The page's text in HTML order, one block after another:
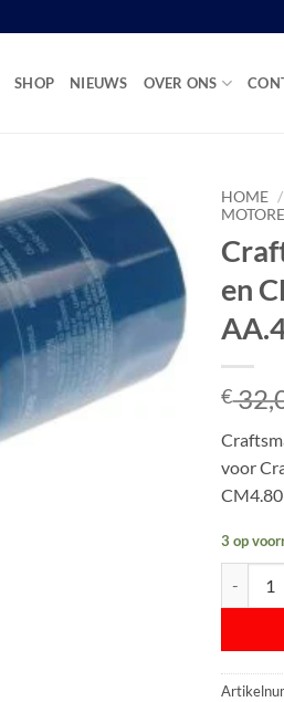
SHOP NIEUWS OVER ONS
HOME /
en
€
voor
3 op